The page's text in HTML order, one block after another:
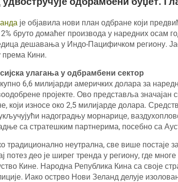
је објавила нови план одбране који
2% бруто домаћег производа у наредних осам
дешавања у Индо-Пацифичком региону.
према Кини.
улагања у одбрамбени сектор
6,6 милијарди америчких долара за
пројекте. Ово представља значајан
који износе око 2,5 милијарде долара.
надоградњу морнарице,
са стратешким партнерима, посебно са
традиционално неутрална, све више постаје
потез део је ширег тренда у региону, где
Кине. Народна Република Кина са своје
Иако острво Нови Зеланд делује